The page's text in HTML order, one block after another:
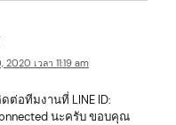
2020 เวลา 11:19 am
ต่อทีมงานที่ LINE ID:
นะครับ ขอบคุณ